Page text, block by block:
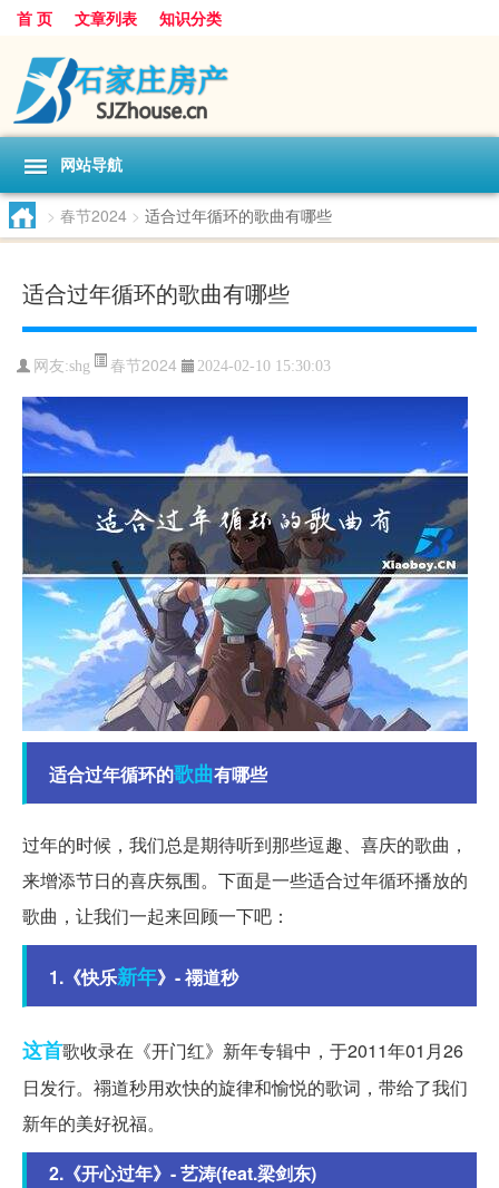
首 页 文章列表 知识分类
网站导航
> 春节2024 > 适合过年循环的歌曲有哪些
适合过年循环的歌曲有哪些
网友:shg 春节2024 2024-02-10 15:30:03
适合过年循环的歌曲有哪些
过年的时候，我们总是期待听到那些逗趣、喜庆的歌曲，
来增添节日的喜庆氛围。下面是一些适合过年循环播放的
歌曲，让我们一起来回顾一下吧：
1.《快乐新年》- 禤道秒
这首歌收录在《开门红》新年专辑中，于2011年01月26
日发行。禤道秒用欢快的旋律和愉悦的歌词，带给了我们
新年的美好祝福。
2.《开心过年》- 艺涛(feat.梁剑东)